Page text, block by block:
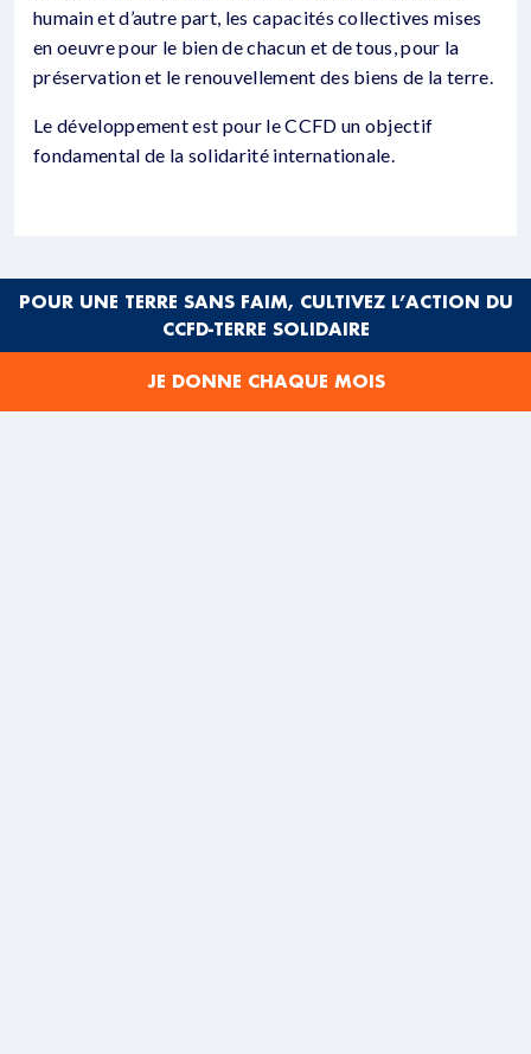
humain et d’autre part, les capacités collectives mises
en oeuvre pour le bien de chacun et de tous, pour la
préservation et le renouvellement des biens de la terre.
Le développement est pour le CCFD un objectif
fondamental de la solidarité internationale.
PARTAGER CET ARTICLE
POUR UNE TERRE SANS FAIM, CULTIVEZ L’ACTION DU
CCFD-TERRE SOLIDAIRE
JE DONNE CHAQUE MOIS